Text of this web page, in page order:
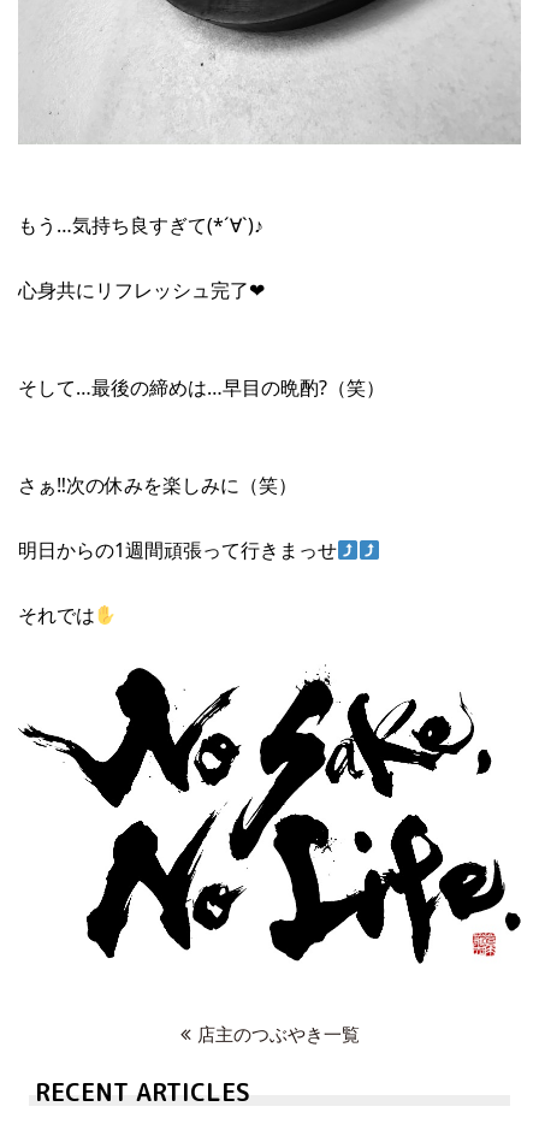
もう…気持ち良すぎて(*´∀`)♪
心身共にリフレッシュ完了❤︎
そして…最後の締めは…早目の晩酌?（笑）
さぁ‼︎次の休みを楽しみに（笑）
明日からの1週間頑張って行きまっせ
それでは
店主のつぶやき一覧
RECENT ARTICLES